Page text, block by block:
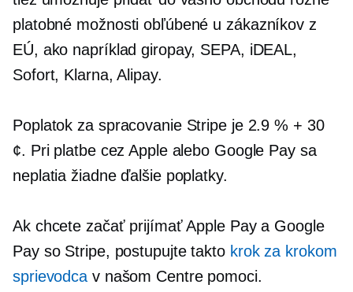
platobné možnosti obľúbené u zákazníkov z
EÚ, ako napríklad giropay, SEPA, iDEAL,
Sofort, Klarna, Alipay.
Poplatok za spracovanie Stripe je 2.9 % + 30
¢. Pri platbe cez Apple alebo Google Pay sa
neplatia žiadne ďalšie poplatky.
Ak chcete začať prijímať Apple Pay a Google
Pay so Stripe, postupujte takto krok za krokom
sprievodca v našom Centre pomoci.